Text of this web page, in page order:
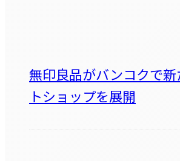
無印良品がバンコクで
トショップを展開